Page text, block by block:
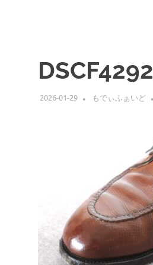
DSCF4292
2026-01-29 もでぃふぁいど